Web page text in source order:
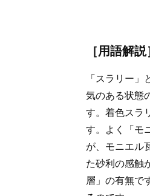
［用語解
「スラリー
気のある状態
す。着色スラ
す。よく「モ
が、モニエル
た砂利の感触
層」の有無で